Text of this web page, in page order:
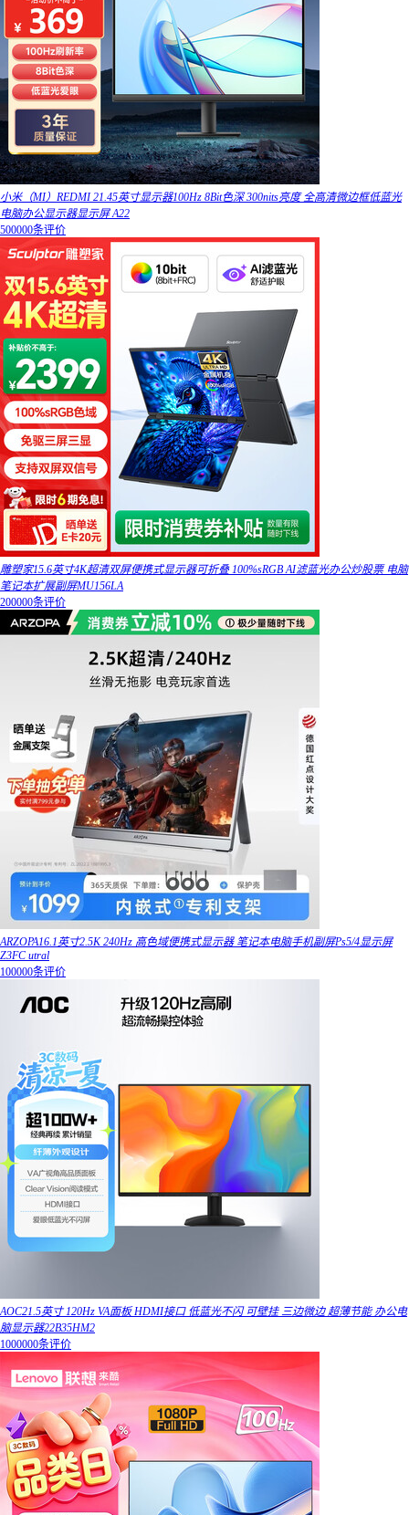
小米（MI）REDMI 21.45英寸显示器100Hz 8Bit色深 300nits亮度 全高清微边框低蓝光
电脑办公显示器显示屏 A22
500000条评价
雕塑家15.6英寸4K超清双屏便携式显示器可折叠 100%sRGB AI滤蓝光办公炒股票 电脑
笔记本扩展副屏MU156LA
200000条评价
ARZOPA16.1英寸2.5K 240Hz 高色域便携式显示器 笔记本电脑手机副屏Ps5/4显示屏
Z3FC utral
100000条评价
AOC21.5英寸 120Hz VA面板 HDMI接口 低蓝光不闪 可壁挂 三边微边 超薄节能 办公电
脑显示器22B35HM2
1000000条评价